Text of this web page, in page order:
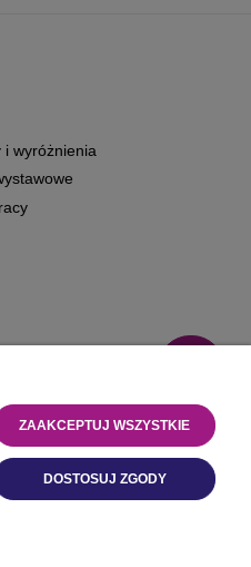
i wyróżnienia
DOSTOSUJ ZGODY
ZAAKCEPTUJ WSZYSTKIE